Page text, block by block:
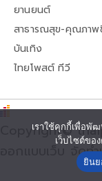
ยานยนต์
สาธารณสุข-คุณภาพ
บันเทิง
ไทยโพสต์ ทีวี
Copyright©
ออกแบบเว็บ จัดท
เราใช้คุกกี้เพื่อพั
เว็บไซต์ขอ
ยิน